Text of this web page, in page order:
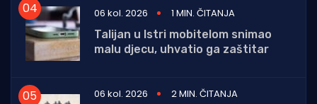
06 kol. 2026
1 MIN. ČITANJA
Talijan u Istri mobitelom snimao
malu djecu, uhvatio ga zaštitar
06 kol. 2026
2 MIN. ČITANJA